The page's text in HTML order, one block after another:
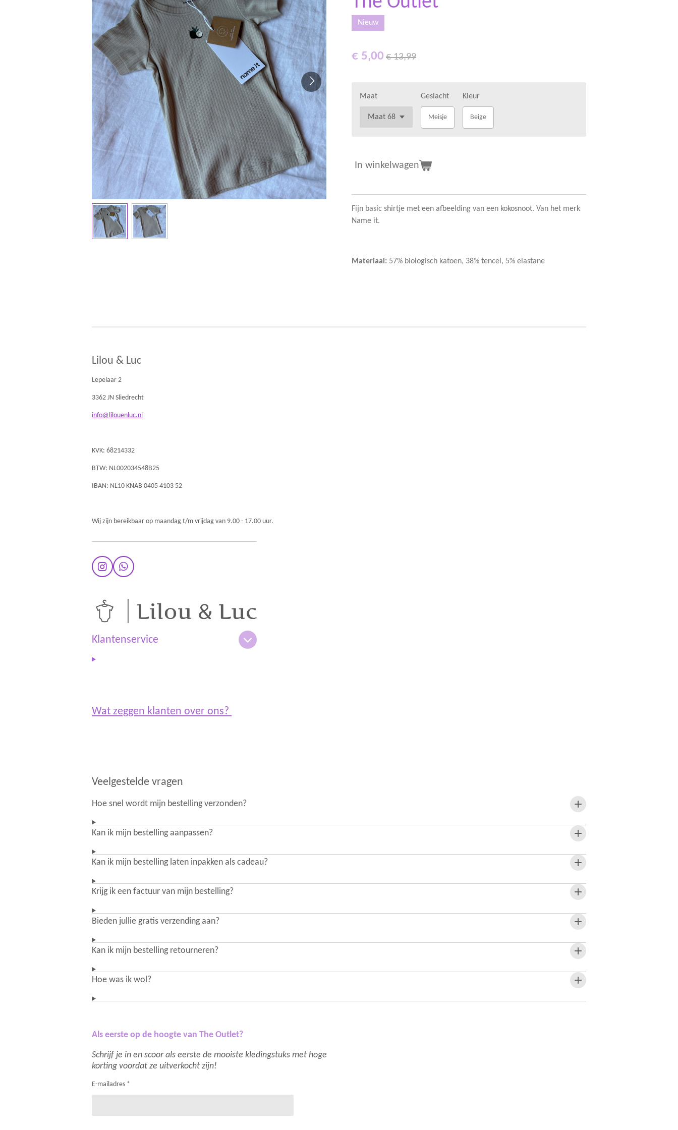
Nieuw
€ 5,00 € 13,99
Maat Geslacht
Meisje
Kleur
Beige
In winkelwagen
Fijn basic shirtje met een afbeelding van een kokosnoot. Van het merk
Name it.
Materiaal: 57% biologisch katoen, 38% tencel, 5% elastane
Lilou & Luc
Lepelaar 2
3362 JN Sliedrecht
info@lilouenluc.nl
KVK: 68214332
BTW: NL002034548B25
IBAN: NL10 KNAB 0405 4103 52
Wij zijn bereikbaar op maandag t/m vrijdag van 9.00 - 17.00 uur.
I
n
t
a
g
a
W
h
p
Klantenservice
Wat zeggen klanten over ons?
Veelgestelde vragen
Hoe snel wordt mijn bestelling verzonden?
Kan ik mijn bestelling aanpassen?
Kan ik mijn bestelling laten inpakken als cadeau?
Krijg ik een factuur van mijn bestelling?
Bieden jullie gratis verzending aan?
Kan ik mijn bestelling retourneren?
Hoe was ik wol?
Als eerste op de hoogte van The Outlet?
Schrijf je in en scoor als eerste de mooiste kledingstuks met hoge
korting voordat ze uitverkocht zijn!
E-mailadres *